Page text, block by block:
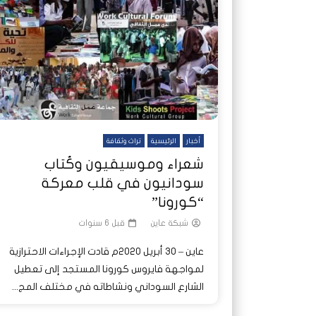
شاهد
عملتان وتطبيق مصرفي واحد.. كيف
تشظى النظام المصرفي في حرب
السودان؟
تصدر
ديون
شاهد
عملتان وتطبيق مصرفي واحد.. كيف
تشظى النظام المصرفي في حرب
السودان؟
هجمات
على
أخبار الرئيسية تراث وثقافة
شعراء وموسيقيون وكُتاب
سودانيون في قلب معركة
“كورونا”
شبكة عاين قبل 6 سنوات
عاين – 30 أبريل 2020م قادت الإجراءات الاحترازية
لمواجهة فايروس كورونا المستجد إلى تعطيل
الشارع السوداني ونشاطاته في مختلف المج...